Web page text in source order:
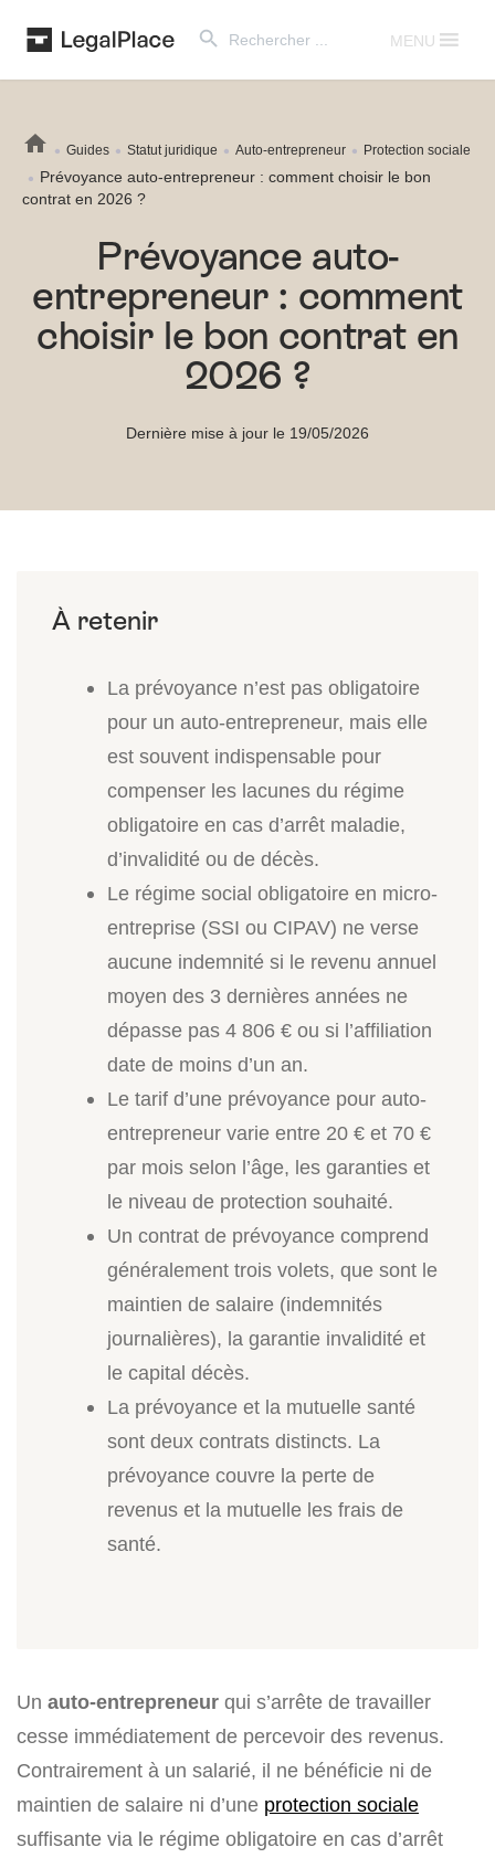
for:
MENU
Guides Statut juridique Auto-entrepreneur Protection sociale
Prévoyance auto-entrepreneur : comment choisir le bon
contrat en 2026 ?
Prévoyance auto-
entrepreneur : comment
choisir le bon contrat en
2026 ?
Dernière mise à jour le 19/05/2026
La prévoyance n’est pas obligatoire
pour un auto-entrepreneur, mais elle
est souvent indispensable pour
compenser les lacunes du régime
obligatoire en cas d’arrêt maladie,
d’invalidité ou de décès.
Le régime social obligatoire en micro-
entreprise (SSI ou CIPAV) ne verse
aucune indemnité si le revenu annuel
moyen des 3 dernières années ne
dépasse pas 4 806 € ou si l’affiliation
date de moins d’un an.
Le tarif d’une prévoyance pour auto-
entrepreneur varie entre 20 € et 70 €
par mois selon l’âge, les garanties et
le niveau de protection souhaité.
Un contrat de prévoyance comprend
généralement trois volets, que sont le
maintien de salaire (indemnités
journalières), la garantie invalidité et
le capital décès.
La prévoyance et la mutuelle santé
sont deux contrats distincts. La
prévoyance couvre la perte de
revenus et la mutuelle les frais de
santé.
Un auto-entrepreneur qui s’arrête de travailler
cesse immédiatement de percevoir des revenus.
Contrairement à un salarié, il ne bénéficie ni de
maintien de salaire ni d’une protection sociale
suffisante via le régime obligatoire en cas d’arrêt